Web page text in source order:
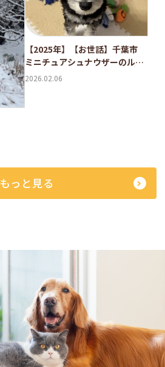
【2025年】【お世話】千葉市
ミニチュアシュナウザーのルー
ク君
2026.02.06
もっと見る